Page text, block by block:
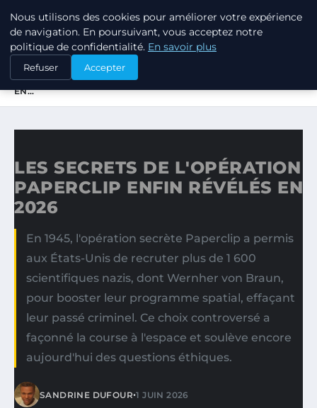
LPO CONSULTING
ACCUEIL
LES SECRETS DE L'OPÉRATION PAPERCLIP ENFIN RÉVÉLÉS
EN…
LES SECRETS DE L'OPÉRATION
PAPERCLIP ENFIN RÉVÉLÉS EN
2026
En 1945, l'opération secrète Paperclip a permis
aux États-Unis de recruter plus de 1 600
scientifiques nazis, dont Wernher von Braun,
pour booster leur programme spatial, effaçant
leur passé criminel. Ce choix controversé a
façonné la course à l'espace et soulève encore
aujourd'hui des questions éthiques.
SANDRINE DUFOUR•1 JUIN 2026
Nous utilisons des cookies pour améliorer votre expérience
de navigation. En poursuivant, vous acceptez notre
politique de confidentialité. En savoir plus
Refuser Accepter